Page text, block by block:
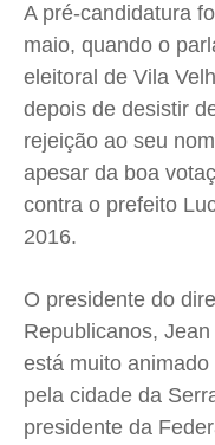
Quem Somos
Expediente
Contato
Anuncie
Termos de Uso
Privacidade
Quem Somos
Expediente
Contato
Anuncie
Termos de Uso
Privacidade
Quem Somos
Expediente
Contato
Anuncie
Termos de Uso
Privacidade
Quem Somos
Expediente
Contato
Anuncie
Termos de Uso
Privacidade
A pré-candidatura
maio, quando o
eleitoral de Vila
depois de desistir
rejeição ao seu
apesar da boa
contra o prefeito
2016.
O presidente do
Republicanos,
está muito
pela cidade da
presidente da